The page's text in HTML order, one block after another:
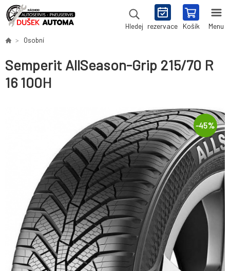
Hledej rezervace Košík Menu
Osobní
Semperit AllSeason-Grip 215/70 R
16 100H
-45%